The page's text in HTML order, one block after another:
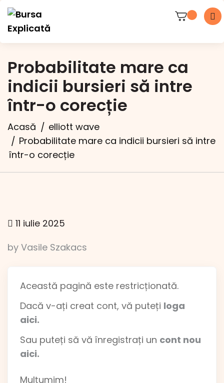
Probabilitate mare ca
indicii bursieri să intre
într-o corecție
Acasă
elliott wave
Probabilitate mare ca indicii bursieri să intre
într-o corecție
11 iulie 2025
by Vasile Szakacs
Această pagină este restricționată.
Dacă v-ați creat cont, vă puteți loga
aici.
Sau puteți să vă înregistrați un cont nou
aici.
Mulțumim!